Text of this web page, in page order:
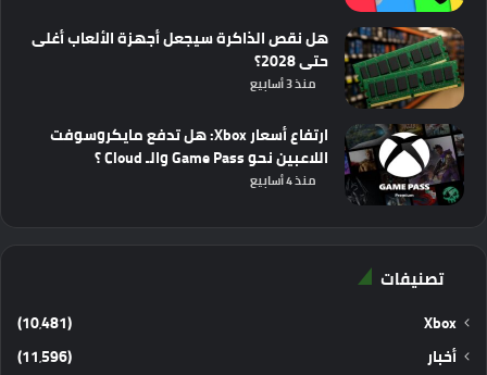
هل نقص الذاكرة سيجعل أجهزة الألعاب أغلى
حتى 2028؟
منذ 3 أسابيع
ارتفاع أسعار Xbox: هل تدفع مايكروسوفت
اللاعبين نحو Game Pass والـ Cloud ؟
منذ 4 أسابيع
تصنيفات
Xbox
(10٬481)
أخبار
(11٬596)